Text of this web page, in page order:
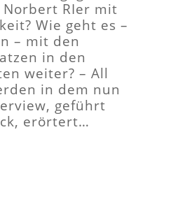
Norbert RIer mit
Wie geht es –
– mit den
in den
weiter? – All
in dem nun
geführt
erörtert…